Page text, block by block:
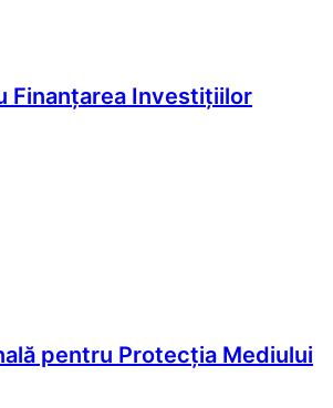
Finanțarea Investițiilor
pentru Protecția Mediului